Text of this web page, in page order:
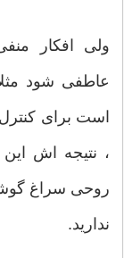
ولی افکار
عاطفی شود
است برای
، نتیجه اش
روحی سراغ
ندارید.